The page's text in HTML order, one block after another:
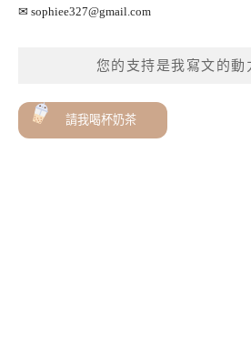
✉ sophiee327@gmail.com
您的支持是我寫文的動
請我喝杯奶茶